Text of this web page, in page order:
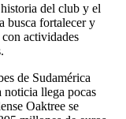
del club y el
busca fortalecer y
actividades
de Sudamérica
llega pocas
Oaktree se